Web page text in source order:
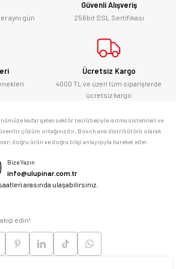
kesinlikle
aynı gün
Güvenli Alışveriş
256bit SSL Sertifikası
Ücretsiz Kargo
4000 TL ve üzeri tüm siparişlerde
ücretsiz kargo
kadar gelen sektör tecrübesiyle ısıtma sistemleri ve
çözüm ortağınızdır. Bosch ana distribütörü olarak
doğru ürün ve doğru bilgi anlayışıyla hareket eder.
Bize Yazın
info@ulupinar.com.tr
arasında ulaşabilirsiniz.
edin!